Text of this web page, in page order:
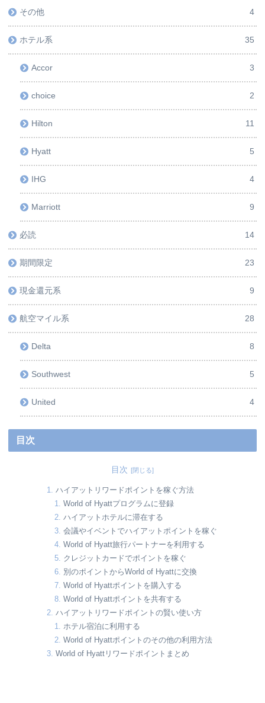
その他 4
ホテル系 35
Accor 3
choice 2
Hilton 11
Hyatt 5
IHG 4
Marriott 9
必読 14
期間限定 23
現金還元系 9
航空マイル系 28
Delta 8
Southwest 5
United 4
目次
目次
ハイアットリワードポイントを稼ぐ方法
World of Hyattプログラムに登録
ハイアットホテルに滞在する
会議やイベントでハイアットポイントを稼ぐ
World of Hyatt旅行パートナーを利用する
クレジットカードでポイントを稼ぐ
別のポイントからWorld of Hyattに交換
World of Hyattポイントを購入する
World of Hyattポイントを共有する
ハイアットリワードポイントの賢い使い方
ホテル宿泊に利用する
World of Hyattポイントのその他の利用方法
World of Hyattリワードポイントまとめ